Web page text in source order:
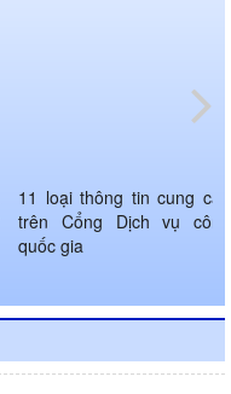
11 loại thông tin cung cấp
trên Cổng Dịch vụ công
quốc gia